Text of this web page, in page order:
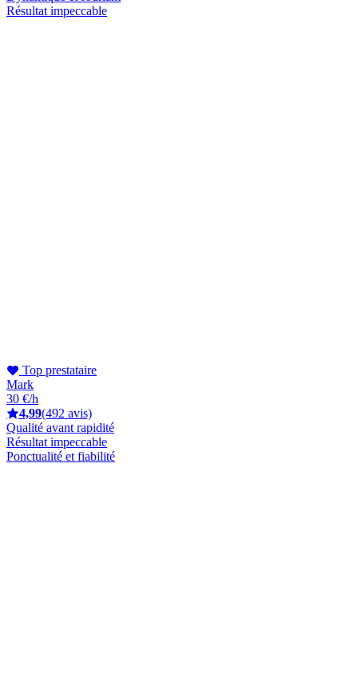
Résultat impeccable
Top prestataire
Mark
30 €/h
4,99(492 avis)
Qualité avant rapidité
Résultat impeccable
Ponctualité et fiabilité